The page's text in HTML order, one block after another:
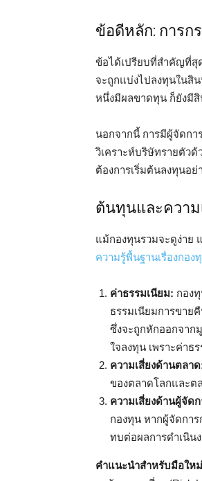
ข้อดีหลัก: การก
ข้อได้เปรียบที่สำคัญที่สุ
จะถูกแบ่งไปลงทุนในสิ
หนึ่งมีผลขาดทุน ก็ยังมี
นอกจากนี้ การมีผู้จัดกา
วิเคราะห์บริษัทรายตัวด้
ต้องการเริ่มต้นลงทุนอย่
ต้นทุนและควา
แม้กองทุนรวมจะดูง่าย
ความรู้พื้นฐานเรื่องกอง
ค่าธรรมเนียม: กอง
ธรรมเนียมการขาย
ซึ่งจะถูกหักออกจาก
ใจลงทุน เพราะค่าธ
ความเสี่ยงด้านตลา
ของตลาดโลกและต
ความเสี่ยงด้านผู้จัด
กองทุน หากผู้จัดกา
ทบต่อผลการดำเนิน
คำแนะนำสำหรับมือให